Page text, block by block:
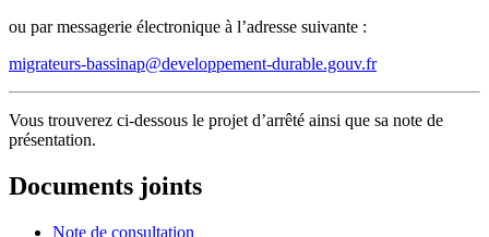
ou par messagerie électronique à l’adresse suivante :
migrateurs-bassinap@developpement-durable.gouv.fr
Vous trouverez ci-dessous le projet d’arrêté ainsi que sa note de
présentation.
Documents joints
Note de consultation